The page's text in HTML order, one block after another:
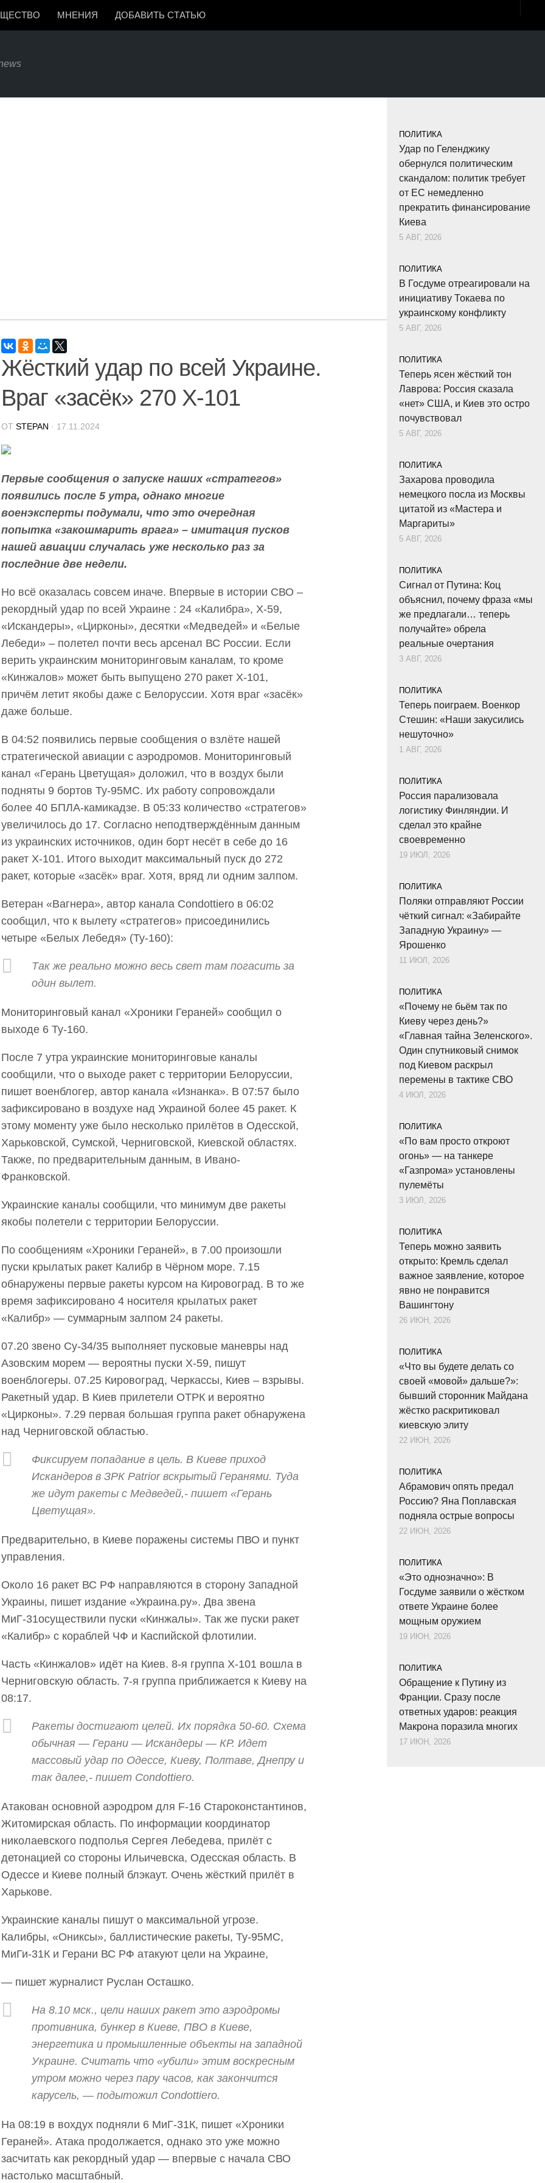
МНЕНИЯ ДОБАВИТЬ СТАТЬЮ
Жёсткий удар по всей Украине.
Враг «засёк» 270 Х-101
ОТ STEPAN · 17.11.2024
Первые сообщения о запуске наших «стратегов»
появились после 5 утра, однако многие
военэксперты подумали, что это очередная
попытка «закошмарить врага» – имитация пусков
нашей авиации случалась уже несколько раз за
последние две недели.
Но всё оказалась совсем иначе. Впервые в истории СВО –
рекордный удар по всей Украине : 24 «Калибра», Х-59,
«Искандеры», «Цирконы», десятки «Медведей» и «Белые
Лебеди» – полетел почти весь арсенал ВС России. Если
верить украинским мониторинговым каналам, то кроме
«Кинжалов» может быть выпущено 270 ракет Х-101,
причём летит якобы даже с Белоруссии. Хотя враг «засёк»
даже больше.
В 04:52 появились первые сообщения о взлёте нашей
стратегической авиации с аэродромов. Мониторинговый
канал «Герань Цветущая» доложил, что в воздух были
подняты 9 бортов Ту-95МС. Их работу сопровождали
более 40 БПЛА-камикадзе. В 05:33 количество «стратегов»
увеличилось до 17. Согласно неподтверждённым данным
из украинских источников, один борт несёт в себе до 16
ракет Х-101. Итого выходит максимальный пуск до 272
ракет, которые «засёк» враг. Хотя, вряд ли одним залпом.
Ветеран «Вагнера», автор канала Condottiero в 06:02
сообщил, что к вылету «стратегов» присоединились
четыре «Белых Лебедя» (Ту-160):
Так же реально можно весь свет там погасить за
один вылет.
Мониторинговый канал «Хроники Гераней» сообщил о
выходе 6 Ту-160.
После 7 утра украинские мониторинговые каналы
сообщили, что о выходе ракет с территории Белоруссии,
пишет военблогер, автор канала «Изнанка». В 07:57 было
зафиксировано в воздухе над Украиной более 45 ракет. К
этому моменту уже было несколько прилётов в Одесской,
Харьковской, Сумской, Черниговской, Киевской областях.
Также, по предварительным данным, в Ивано-
Франковской.
Украинские каналы сообщили, что минимум две ракеты
якобы полетели с территории Белоруссии.
По сообщениям «Хроники Гераней», в 7.00 произошли
пуски крылатых ракет Калибр в Чёрном море. 7.15
обнаружены первые ракеты курсом на Кировоград. В то же
время зафиксировано 4 носителя крылатых ракет
«Калибр» — суммарным залпом 24 ракеты.
07.20 звено Су-34/35 выполняет пусковые маневры над
Азовским морем — вероятны пуски Х-59, пишут
военблогеры. 07.25 Кировоград, Черкассы, Киев – взрывы.
Ракетный удар. В Киев прилетели ОТРК и вероятно
«Цирконы». 7.29 первая большая группа ракет обнаружена
над Черниговской областью.
Фиксируем попадание в цель. В Киеве приход
Искандеров в ЗРК Patrior вскрытый Геранями. Туда
же идут ракеты с Медведей,- пишет «Герань
Цветущая».
Предварительно, в Киеве поражены системы ПВО и пункт
управления.
Около 16 ракет ВС РФ направляются в сторону Западной
Украины, пишет издание «Украина.ру». Два звена
МиГ-31осуществили пуски «Кинжалы». Так же пуски ракет
«Калибр» с кораблей ЧФ и Каспийской флотилии.
Часть «Кинжалов» идёт на Киев. 8-я группа Х-101 вошла в
Черниговскую область. 7-я группа приближается к Киеву на
08:17.
Ракеты достигают целей. Их порядка 50-60. Схема
обычная — Герани — Искандеры — КР. Идет
массовый удар по Одессе, Киеву, Полтаве, Днепру и
так далее,- пишет Condottiero.
Атакован основной аэродром для F-16 Староконстантинов,
Житомирская область. По информации координатор
николаевского подполья Сергея Лебедева, прилёт с
детонацией со стороны Ильичевска, Одесская область. В
Одессе и Киеве полный блэкаут. Очень жёсткий прилёт в
Харькове.
Украинские каналы пишут о максимальной угрозе.
Калибры, «Ониксы», баллистические ракеты, Ту-95МС,
МиГи-31К и Герани ВС РФ атакуют цели на Украине,
— пишет журналист Руслан Осташко.
На 8.10 мск., цели наших ракет это аэродромы
противника, бункер в Киеве, ПВО в Киеве,
энергетика и промышленные объекты на западной
Украине. Считать что «убили» этим воскресным
утром можно через пару часов, как закончится
карусель, — подытожил Condottiero.
На 08:19 в вохдух подняли 6 МиГ-31К, пишет «Хроники
Гераней». Атака продолжается, однако это уже можно
засчитать как рекордный удар — впервые с начала СВО
настолько масштабный.
ПОЛИТИКА
Удар по Геленджику
обернулся политическим
скандалом: политик требует
от ЕС немедленно
прекратить финансирование
Киева
5 АВГ, 2026
ПОЛИТИКА
В Госдуме отреагировали на
инициативу Токаева по
украинскому конфликту
5 АВГ, 2026
ПОЛИТИКА
Теперь ясен жёсткий тон
Лаврова: Россия сказала
«нет» США, и Киев это остро
почувствовал
5 АВГ, 2026
ПОЛИТИКА
Захарова проводила
немецкого посла из Москвы
цитатой из «Мастера и
Маргариты»
5 АВГ, 2026
ПОЛИТИКА
Сигнал от Путина: Коц
объяснил, почему фраза «мы
же предлагали… теперь
получайте» обрела
реальные очертания
3 АВГ, 2026
ПОЛИТИКА
Теперь поиграем. Военкор
Стешин: «Наши закусились
нешуточно»
1 АВГ, 2026
ПОЛИТИКА
Россия парализовала
логистику Финляндии. И
сделал это крайне
своевременно
19 ИЮЛ, 2026
ПОЛИТИКА
Поляки отправляют России
чёткий сигнал: «Забирайте
Западную Украину» —
Ярошенко
11 ИЮЛ, 2026
ПОЛИТИКА
«Почему не бьём так по
Киеву через день?»
«Главная тайна Зеленского».
Один спутниковый снимок
под Киевом раскрыл
перемены в тактике СВО
4 ИЮЛ, 2026
ПОЛИТИКА
«По вам просто откроют
огонь» — на танкере
«Газпрома» установлены
пулемёты
3 ИЮЛ, 2026
ПОЛИТИКА
Теперь можно заявить
открыто: Кремль сделал
важное заявление, которое
явно не понравится
Вашингтону
26 ИЮН, 2026
ПОЛИТИКА
«Что вы будете делать со
своей «мовой» дальше?»:
бывший сторонник Майдана
жёстко раскритиковал
киевскую элиту
22 ИЮН, 2026
ПОЛИТИКА
Абрамович опять предал
Россию? Яна Поплавская
подняла острые вопросы
22 ИЮН, 2026
ПОЛИТИКА
«Это однозначно»: В
Госдуме заявили о жёстком
ответе Украине более
мощным оружием
19 ИЮН, 2026
ПОЛИТИКА
Обращение к Путину из
Франции. Сразу после
ответных ударов: реакция
Макрона поразила многих
17 ИЮН, 2026